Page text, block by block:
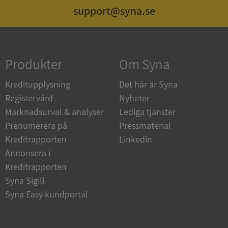
support@syna.se
Produkter
Kreditupplysning
Registervård
Marknadsurval & analyser
Prenumerera på
Kreditrapporten
Annonsera i
Kreditrapporten
Syna Sigill
Syna Easy kundportal
Om Syna
Det här är Syna
Nyheter
Lediga tjänster
Pressmaterial
Linkedin
Strikt nödvändiga kakor tillåter
kärnwebbplatsfunktioner som användarinloggning
och kontohantering. Webbplatsen kan inte
användas ordentligt utan strikt nödvändiga cookies.
Namn
Leverantör
Domän
Microsoft
Corporation